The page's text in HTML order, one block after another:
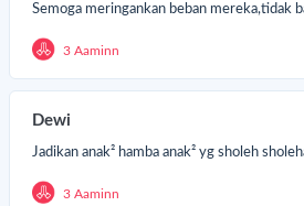
Semoga meringankan beban mereka,tidak
3 Aaminn
Dewi
Jadikan anak² hamba anak² yg sholeh
3 Aaminn